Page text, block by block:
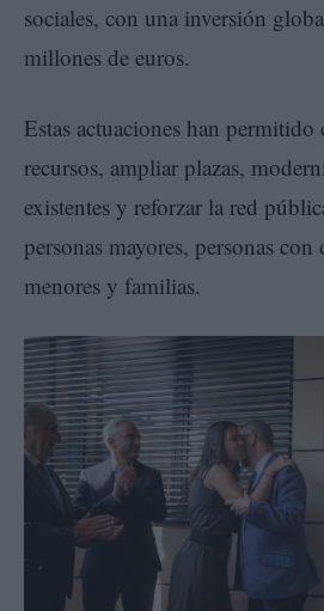
sociales, con una inversión
millones de euros.
Estas actuaciones han permitido
recursos, ampliar plazas,
existentes y reforzar la red
personas mayores, personas con
menores y familias.